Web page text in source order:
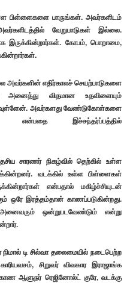
பிள்ளைகளை பாருங்கள். அவர்களிடம்
வேறுபாடுகள் இல்லை.
இருக்கின்றார்கள். கோபம், பொறாமை,
அவர்களின் எதிர்காலச் செயற்பாடுகளை
விதமான உதவிளையும்
அவர்களது வேண்டுகோள்களை
என்பதை இச்சந்தர்ப்பத்தில்
சாரணர் நிகழ்வில் தெற்கில் உள்ள
வடக்கில் உள்ள பிள்ளைகள்
என்பதால் மகிழ்ச்சியுடன்
ஒரே இரத்தம்தான் காணப்படுகின்றது.
ஒன்றுபடவேண்டும் என்று
டி சில்வா தலைமையில் நடைபெற்ற
சிறுவர் விவகார இராஜாங்க
ஆளுநர் ரெஜினோல்ட் குரே, வடக்கு